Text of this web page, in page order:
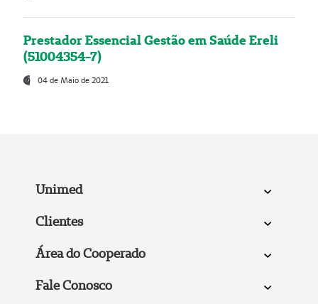
Prestador Essencial Gestão em Saúde Ereli
(51004354-7)
04 de Maio de 2021
Unimed
Clientes
Área do Cooperado
Fale Conosco